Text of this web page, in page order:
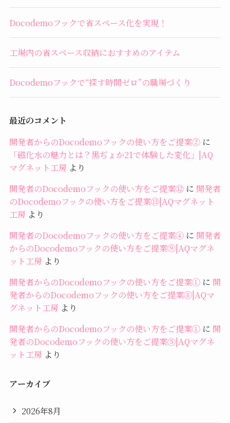
Docodemoフックで省スペース化を実現！
工場内の省スペース収納におすすめのアイテム
Docodemoフックで“探す時間ゼロ”の職場づくり
最近のコメント
開発者からのDocodemoフックの使い方をご提案②に
「磁化水の魅力とは？黒ぢょか21で体験した変化」|AQ
マグネット工房 より
開発者のDocodemoフックの使い方をご提案⑫に 開発者
のDocodemoフックの使い方をご提案⑬|AQマグネット
工房 より
開発者のDocodemoフックの使い方をご提案④に 開発者
からのDocodemoフックの使い方をご提案⑨|AQマグネ
ット工房 より
開発者からのDocodemoフックの使い方をご提案①に 開
発者からのDocodemoフックの使い方をご提案⑧|AQマ
グネット工房 より
開発者からのDocodemoフックの使い方をご提案①に 開
発者のDocodemoフックの使い方をご提案⑤|AQマグネ
ット工房 より
アーカイブ
2026年8月